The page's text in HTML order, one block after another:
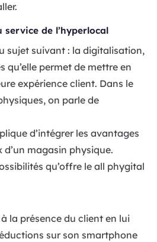
de l’hyperlocal
sujet suivant : la digitalisation,
qu’elle permet de mettre en
expérience client. Dans le
on parle de
d’intégrer les avantages
magasin physique.
qu’offre le all phygital
la présence du client en lui
sur son smartphone